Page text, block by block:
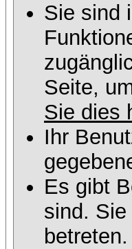
Sie sind
Seite,
Sie dies
Ihr
Es gibt
sind.
betreten.